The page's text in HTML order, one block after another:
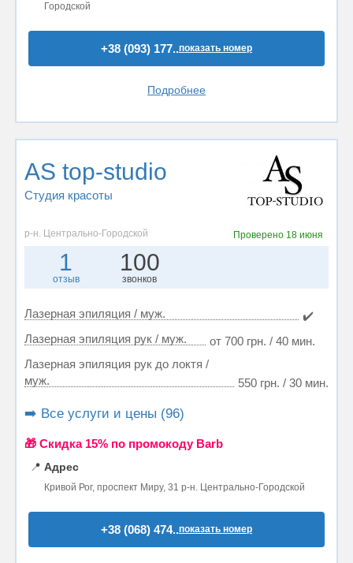
Городской
+38 (093) 177..показать номер
Подробнее
AS top-studio
Студия красоты
р-н. Центрально-Городской Проверено 18 июня
1
отзыв
100
звонков
Лазерная эпиляция / муж.
✔️
Лазерная эпиляция рук / муж.
от 700 грн. / 40 мин.
Лазерная эпиляция рук до локтя /
муж.
550 грн. / 30 мин.
➡️ Все услуги и цены (96)
🎁 Cкидка 15% по промокоду Barb
📍 Адрес
Кривой Рог, проспект Миру, 31 р-н. Центрально-Городской
+38 (068) 474..показать номер